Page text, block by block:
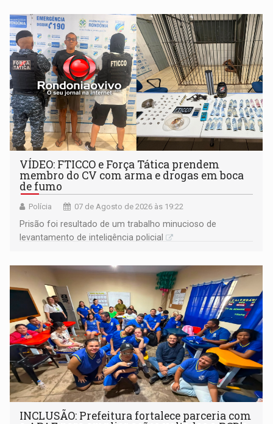
VÍDEO: FTICCO e Força Tática prendem
membro do CV com arma e drogas em boca
de fumo
Polícia 07 de Agosto de 2026 às 19:22
Prisão foi resultado de um trabalho minucioso de
levantamento de inteligência policial
INCLUSÃO: Prefeitura fortalece parceria com